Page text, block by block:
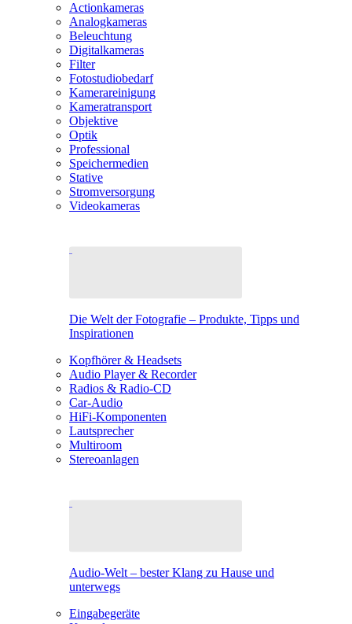
Actionkameras
Analogkameras
Beleuchtung
Digitalkameras
Filter
Fotostudiobedarf
Kamerareinigung
Kameratransport
Objektive
Optik
Professional
Speichermedien
Stative
Stromversorgung
Videokameras
Die Welt der Fotografie – Produkte, Tipps und
Inspirationen
Kopfhörer & Headsets
Audio Player & Recorder
Radios & Radio-CD
Car-Audio
HiFi-Komponenten
Lautsprecher
Multiroom
Stereoanlagen
Audio-Welt – bester Klang zu Hause und
unterwegs
Eingabegeräte